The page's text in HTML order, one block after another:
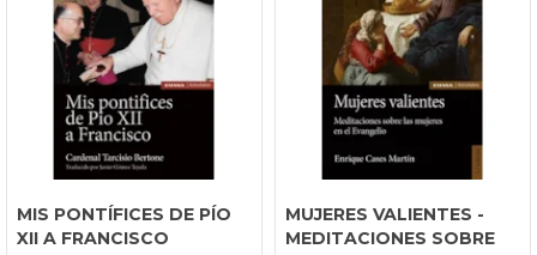
MIS PONTÍFICES DE PÍO
XII A FRANCISCO
MUJERES VALIENTES -
MEDITACIONES SOBRE